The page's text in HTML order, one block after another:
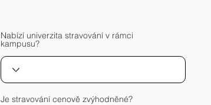
Nabízí univerzita stravování v rámci
kampusu?
Je stravování cenově zvýhodněné?